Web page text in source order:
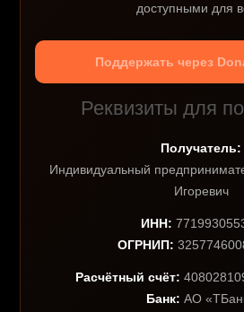
доступными для
Поддержать через
Реквизиты для
Получатель:
Индивидуальный
Игоревич
ИНН:
ОГРНИП:
Расчётный счёт:
Банк: АО